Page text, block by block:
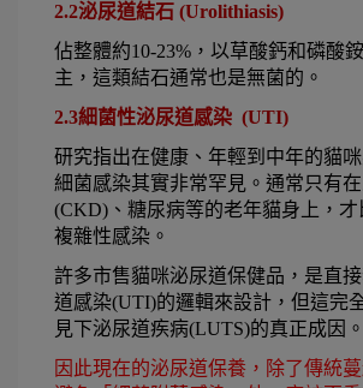
2.2泌尿道結石 (Urolithiasis)
佔整體約10-23%，以草酸鈣和磷酸
主，這類結石通常也是無菌的。
2.3細菌性泌尿道感染  (UTI)
研究指出在健康、年輕到中年的貓
細菌感染其實非常罕見。通常只有
(CKD)、糖尿病等的老年貓身上，才
複雜性感染。
許多市售貓咪泌尿道保健品，是直
道感染(UTI)的邏輯來設計，但這完
見下泌尿道疾病(LUTS)的真正成因。
因此現在的泌尿道保養，除了傳統